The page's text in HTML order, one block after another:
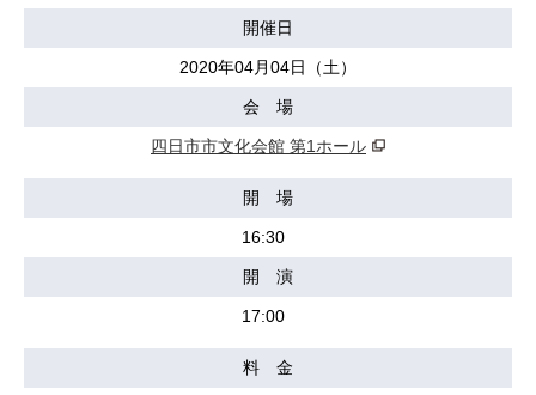
開催日
2020年04月04日（土）
会 場
四日市市文化会館 第1ホール
開 場
16:30
開 演
17:00
料 金